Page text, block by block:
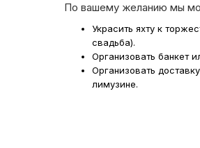
По вашему желанию мы
Украсить яхту к
свадьба).
Организовать банкет
Организовать
лимузине.